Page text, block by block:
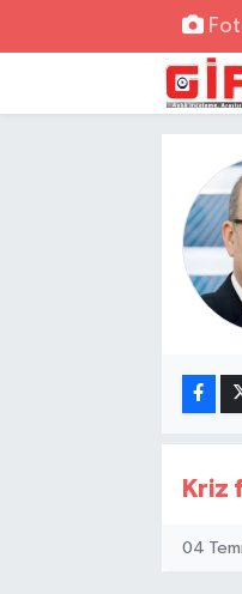
Kriz
04
Hava Durumu
Süper Lig Puan
Tüm Manşetler
Son Dakika